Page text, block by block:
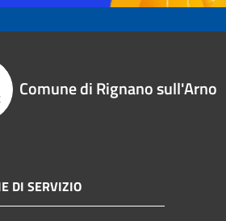
Comune di Rignano sull'Arno
DI SERVIZIO